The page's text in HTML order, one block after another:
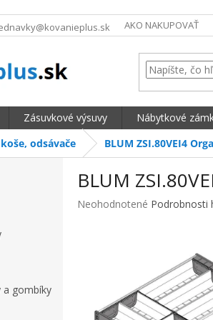
AKO NAKUPOVAŤ
Zásuvkové výsuvy Nábytkové
odsávače BLUM ZSI.80VEI4
a gombíky
BLUM
Priemerné hodnotenie
Neohodnotené Podrobnosti